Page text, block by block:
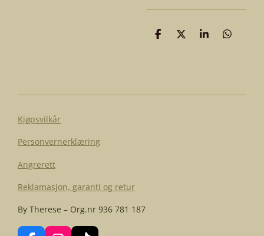
D
D
D
D
Kjøpsvilkår
Personvernerklæring
Angrerett
Reklamasjon, garanti og retur
By Therese – Org.nr 936 781 187